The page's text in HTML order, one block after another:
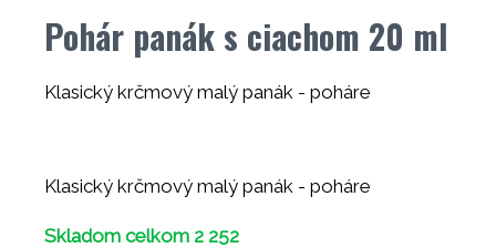
Pohár panák s ciachom 20 ml
Klasický krčmový malý panák - poháre
Klasický krčmový malý panák - poháre
Skladom celkom 2 252